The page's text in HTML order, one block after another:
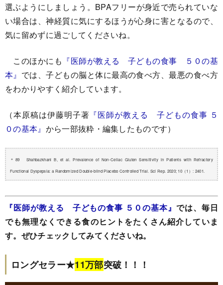
選ぶようにしましょう。BPAフリーが身近で売られていな
い場合は、神経質に気にするほうが心身に害となるので、
気に留めずに過ごしてくださいね。
このほかにも 『医師が教える 子どもの食事 ５０の基
本』 では、子どもの脳と体に最高の食べ方、最悪の食べ方
をわかりやすく紹介しています。
（本原稿は伊藤明子著 『医師が教える 子どもの食事 ５
０の基本』 から一部抜粋・編集したものです）
＊89 Shahbazkhani B, et al. Prevalence of Non-Celiac Gluten Sensitivity in Patients with Refractory
Functional Dyspepsia: a Randomized Double-blind Placebo Controlled Trial. Sci Rep. 2020; 10（1）: 2401.
『医師が教える 子どもの食事 ５０の基本』 では、毎日
でも無理なくできる食のヒントをたくさん紹介していま
す。ぜひチェックしてみてくださいね。
ロングセラー★11万部突破！！！